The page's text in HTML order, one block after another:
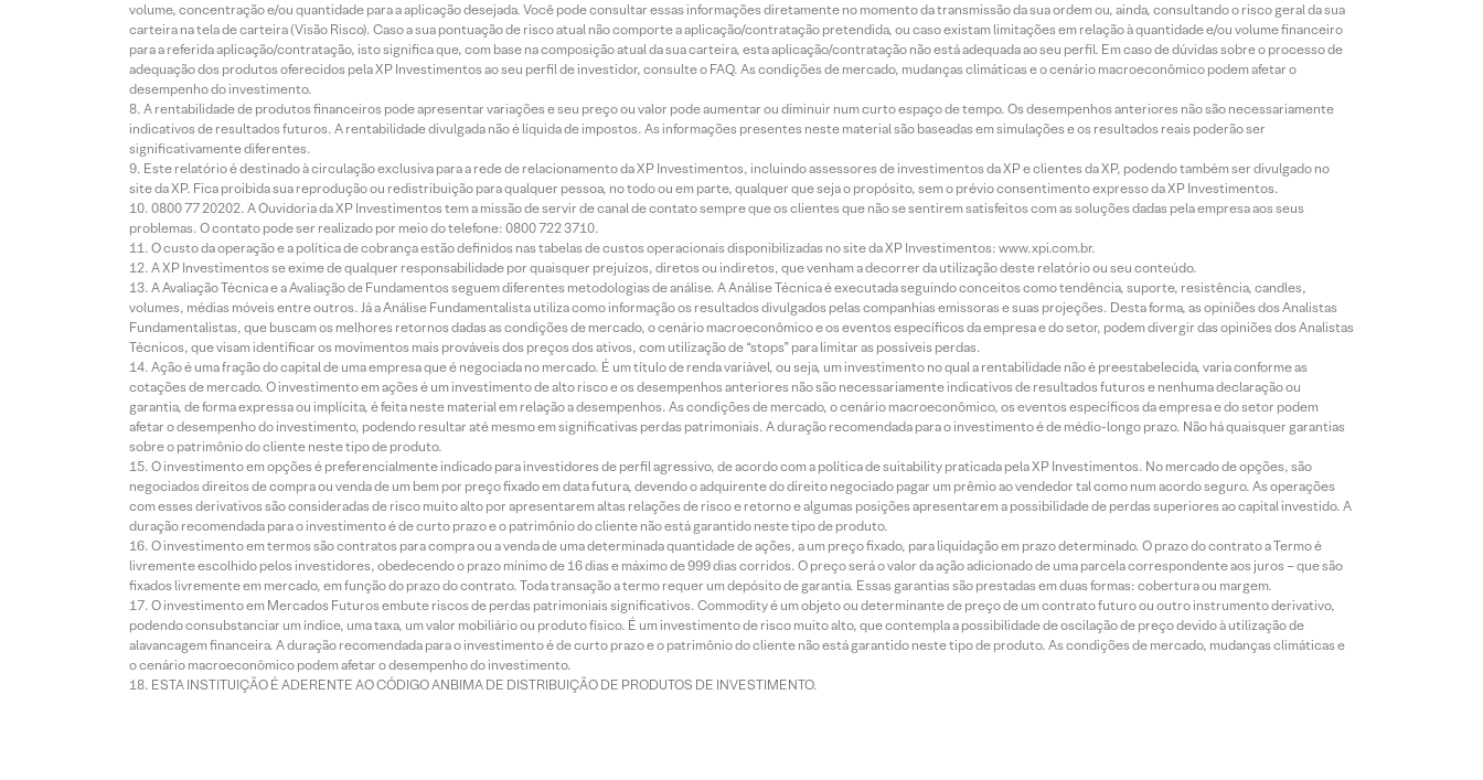
volume, concentração e/ou quantidade para a aplicação desejada. Você pode consultar essas informações diretamente no momento da transmissão da sua ordem ou, ainda, consultando o risco geral da sua
carteira na tela de carteira (Visão Risco). Caso a sua pontuação de risco atual não comporte a aplicação/contratação pretendida, ou caso existam limitações em relação à quantidade e/ou volume financeiro
para a referida aplicação/contratação, isto significa que, com base na composição atual da sua carteira, esta aplicação/contratação não está adequada ao seu perfil. Em caso de dúvidas sobre o processo de
adequação dos produtos oferecidos pela XP Investimentos ao seu perfil de investidor, consulte o FAQ. As condições de mercado, mudanças climáticas e o cenário macroeconômico podem afetar o
desempenho do investimento.
A rentabilidade de produtos financeiros pode apresentar variações e seu preço ou valor pode aumentar ou diminuir num curto espaço de tempo. Os desempenhos anteriores não são necessariamente
indicativos de resultados futuros. A rentabilidade divulgada não é líquida de impostos. As informações presentes neste material são baseadas em simulações e os resultados reais poderão ser
significativamente diferentes.
Este relatório é destinado à circulação exclusiva para a rede de relacionamento da XP Investimentos, incluindo assessores de investimentos da XP e clientes da XP, podendo também ser divulgado no
site da XP. Fica proibida sua reprodução ou redistribuição para qualquer pessoa, no todo ou em parte, qualquer que seja o propósito, sem o prévio consentimento expresso da XP Investimentos.
0800 77 20202. A Ouvidoria da XP Investimentos tem a missão de servir de canal de contato sempre que os clientes que não se sentirem satisfeitos com as soluções dadas pela empresa aos seus
problemas. O contato pode ser realizado por meio do telefone: 0800 722 3710.
O custo da operação e a política de cobrança estão definidos nas tabelas de custos operacionais disponibilizadas no site da XP Investimentos: www.xpi.com.br.
A XP Investimentos se exime de qualquer responsabilidade por quaisquer prejuízos, diretos ou indiretos, que venham a decorrer da utilização deste relatório ou seu conteúdo.
A Avaliação Técnica e a Avaliação de Fundamentos seguem diferentes metodologias de análise. A Análise Técnica é executada seguindo conceitos como tendência, suporte, resistência, candles,
volumes, médias móveis entre outros. Já a Análise Fundamentalista utiliza como informação os resultados divulgados pelas companhias emissoras e suas projeções. Desta forma, as opiniões dos Analistas
Fundamentalistas, que buscam os melhores retornos dadas as condições de mercado, o cenário macroeconômico e os eventos específicos da empresa e do setor, podem divergir das opiniões dos Analistas
Técnicos, que visam identificar os movimentos mais prováveis dos preços dos ativos, com utilização de “stops” para limitar as possíveis perdas.
Ação é uma fração do capital de uma empresa que é negociada no mercado. É um título de renda variável, ou seja, um investimento no qual a rentabilidade não é preestabelecida, varia conforme as
cotações de mercado. O investimento em ações é um investimento de alto risco e os desempenhos anteriores não são necessariamente indicativos de resultados futuros e nenhuma declaração ou
garantia, de forma expressa ou implícita, é feita neste material em relação a desempenhos. As condições de mercado, o cenário macroeconômico, os eventos específicos da empresa e do setor podem
afetar o desempenho do investimento, podendo resultar até mesmo em significativas perdas patrimoniais. A duração recomendada para o investimento é de médio-longo prazo. Não há quaisquer garantias
sobre o patrimônio do cliente neste tipo de produto.
O investimento em opções é preferencialmente indicado para investidores de perfil agressivo, de acordo com a política de suitability praticada pela XP Investimentos. No mercado de opções, são
negociados direitos de compra ou venda de um bem por preço fixado em data futura, devendo o adquirente do direito negociado pagar um prêmio ao vendedor tal como num acordo seguro. As operações
com esses derivativos são consideradas de risco muito alto por apresentarem altas relações de risco e retorno e algumas posições apresentarem a possibilidade de perdas superiores ao capital investido. A
duração recomendada para o investimento é de curto prazo e o patrimônio do cliente não está garantido neste tipo de produto.
O investimento em termos são contratos para compra ou a venda de uma determinada quantidade de ações, a um preço fixado, para liquidação em prazo determinado. O prazo do contrato a Termo é
livremente escolhido pelos investidores, obedecendo o prazo mínimo de 16 dias e máximo de 999 dias corridos. O preço será o valor da ação adicionado de uma parcela correspondente aos juros – que são
fixados livremente em mercado, em função do prazo do contrato. Toda transação a termo requer um depósito de garantia. Essas garantias são prestadas em duas formas: cobertura ou margem.
O investimento em Mercados Futuros embute riscos de perdas patrimoniais significativos. Commodity é um objeto ou determinante de preço de um contrato futuro ou outro instrumento derivativo,
podendo consubstanciar um índice, uma taxa, um valor mobiliário ou produto físico. É um investimento de risco muito alto, que contempla a possibilidade de oscilação de preço devido à utilização de
alavancagem financeira. A duração recomendada para o investimento é de curto prazo e o patrimônio do cliente não está garantido neste tipo de produto. As condições de mercado, mudanças climáticas e
o cenário macroeconômico podem afetar o desempenho do investimento.
ESTA INSTITUIÇÃO É ADERENTE AO CÓDIGO ANBIMA DE DISTRIBUIÇÃO DE PRODUTOS DE INVESTIMENTO.